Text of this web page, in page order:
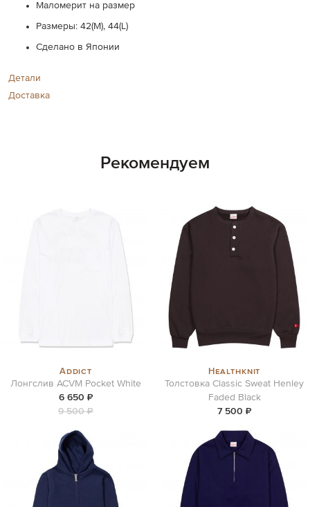
Маломерит на размер
Размеры: 42(M), 44(L)
Сделано в Японии
Детали
Доставка
Рекомендуем
Addict
Лонгслив ACVM Pocket White
6 650 ₽
9 500 ₽
Healthknit
Толстовка Classic Sweat Henley
Faded Black
7 500 ₽